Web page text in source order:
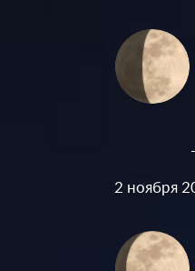
2 ноября